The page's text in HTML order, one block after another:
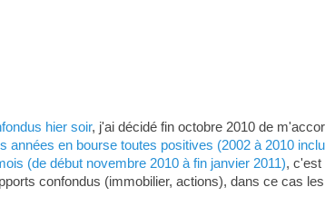
hier soir, j'ai décidé fin octobre 2010 de
en bourse toutes positives (2002 à 2010
(de début novembre 2010 à fin janvier 2011), c'est
confondus (immobilier, actions), dans ce cas